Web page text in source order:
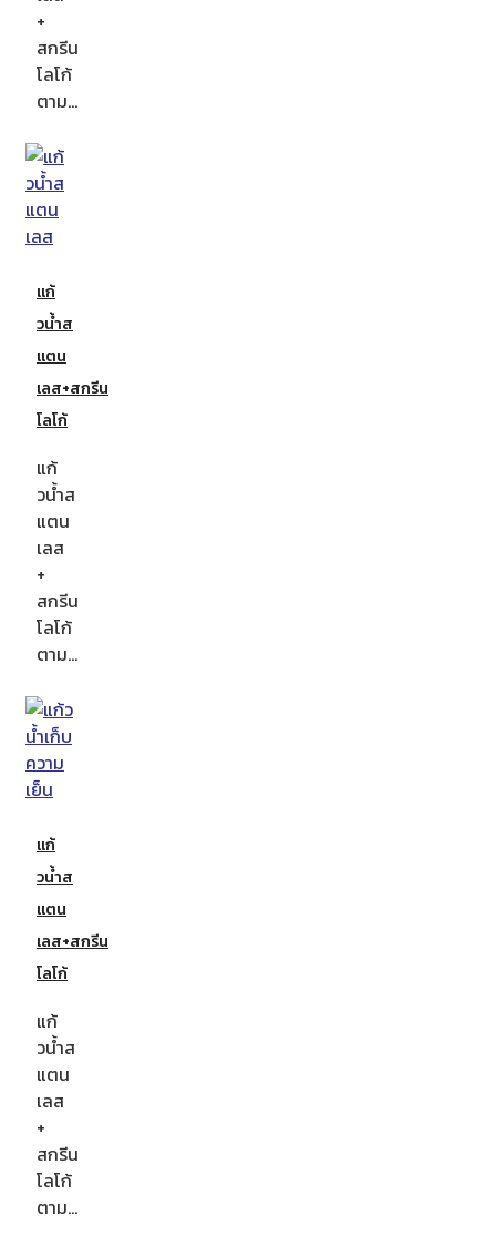
+
สกรีน
โลโก้
ตาม…
แก้
วน้ำส
แตน
เลส+สกรีน
โลโก้
แก้
วน้ำส
แตน
เลส
+
สกรีน
โลโก้
ตาม…
แก้
วน้ำส
แตน
เลส+สกรีน
โลโก้
แก้
วน้ำส
แตน
เลส
+
สกรีน
โลโก้
ตาม…